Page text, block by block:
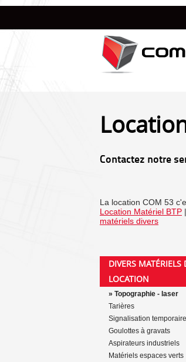
Contactez notre
La location COM 53
Location Matériel BTP |
matériels divers
DIVERS MATÉRIELS
LOCATION
» Topographie - laser
Tarières
Signalisation temporaire
Goulottes à gravats
Aspirateurs industriels
Matériels espaces verts